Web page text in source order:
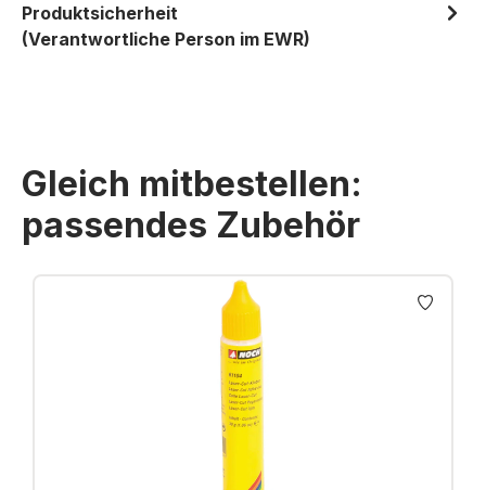
Produktsicherheit
(Verantwortliche Person im EWR)
Gleich mitbestellen:
passendes Zubehör
Produktgalerie überspringen